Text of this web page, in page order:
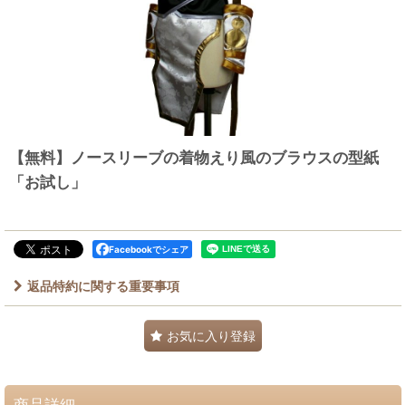
【無料】ノースリーブの着物えり風のブラウスの型紙
「お試し」
Facebookでシェア
返品特約に関する重要事項
お気に入り登録